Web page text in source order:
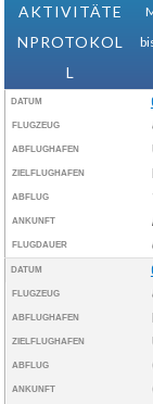
AKTIVITÄTE
NPROTOKOL
L
DATUM
FLUGZEUG
ABFLUGHAFEN
ZIELFLUGHAFEN
ABFLUG
ANKUNFT
FLUGDAUER
DATUM
FLUGZEUG
ABFLUGHAFEN
ZIELFLUGHAFEN
ABFLUG
ANKUNFT